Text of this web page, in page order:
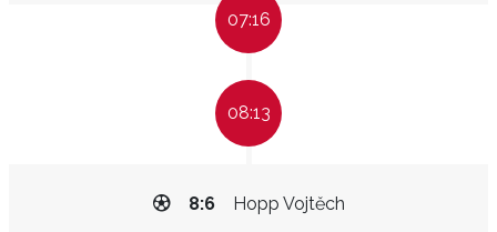
07:16
08:13
Hopp Vojtěch
8:6